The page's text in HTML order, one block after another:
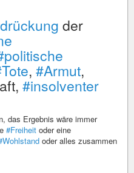
der
, #Armut,
#insolventer
das Ergebnis wäre immer
#Freiheit oder eine
oder alles zusammen